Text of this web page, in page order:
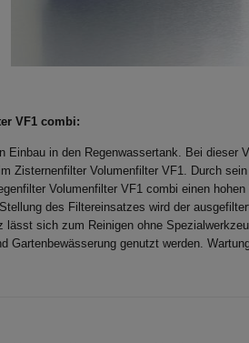
VF1 combi:
Einbau in den Regenwassertank. Bei dieser
Zisternenfilter Volumenfilter VF1. Durch
Volumenfilter VF1 combi einen
des Filtereinsatzes wird der
lässt sich zum Reinigen ohne
Gartenbewässerung genutzt werden.